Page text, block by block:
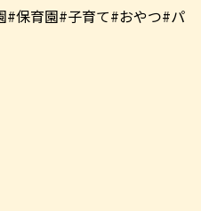
#保育園#子育て#おやつ#パ